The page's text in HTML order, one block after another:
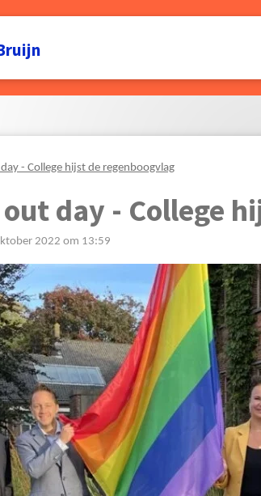
- College hijst de regenboogvlag
day - College
2022 om 13:59